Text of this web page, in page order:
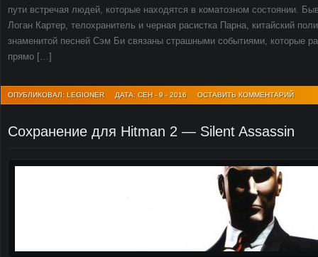
пути встречая людей, которые находятся в коматозном состоянии.
Логан Картер, телохранитель и черная расистка Парна, китайский
знаменитой песней Сэм Би связаны страшными событиями, которые
прямо […]
ОПУБЛИКОВАЛ: LEGIONER ДАТА: СЕН - 9 - 2016 ОСТАВИТЬ КОММЕНТАРИЙ
Сохранение для Hitman 2 — Silent Assassin